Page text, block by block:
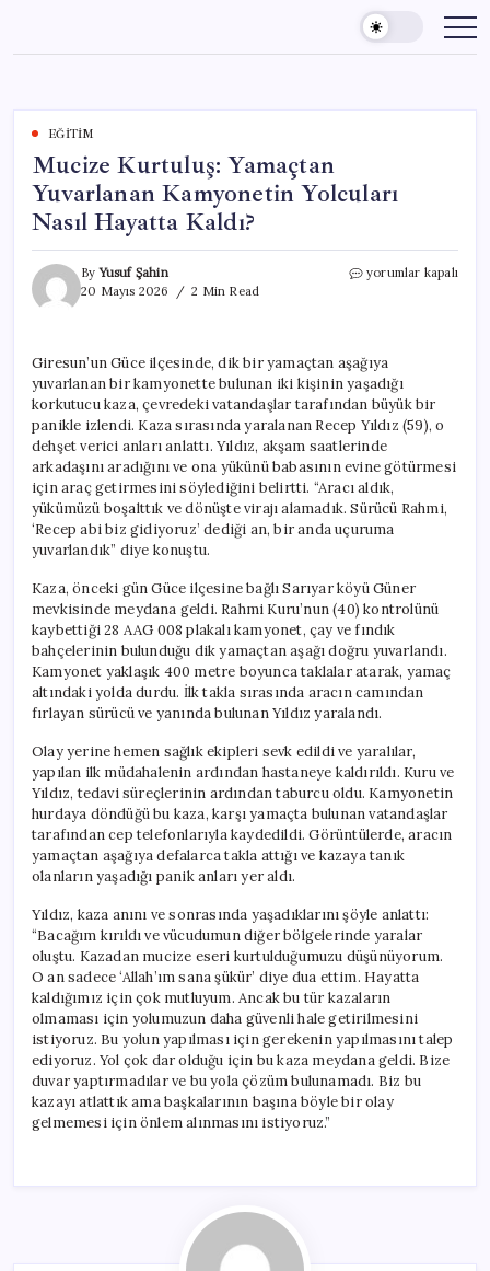
content
EĞITIM
Mucize Kurtuluş: Yamaçtan
Yuvarlanan Kamyonetin Yolcuları
Nasıl Hayatta Kaldı?
ByYusuf Şahin
20 Mayıs 2026
2 Min Read
Mucize
Yolcuları
Nasıl
Hayatta
Kaldı?
için
yorumlar kapalı
Giresun’un Güce ilçesinde, dik bir yamaçtan aşağıya
yuvarlanan bir kamyonette bulunan iki kişinin yaşadığı
korkutucu kaza, çevredeki vatandaşlar tarafından büyük bir
panikle izlendi. Kaza sırasında yaralanan Recep Yıldız (59), o
dehşet verici anları anlattı. Yıldız, akşam saatlerinde
arkadaşını aradığını ve ona yükünü babasının evine götürmesi
için araç getirmesini söylediğini belirtti. “Aracı aldık,
yükümüzü boşalttık ve dönüşte virajı alamadık. Sürücü Rahmi,
‘Recep abi biz gidiyoruz’ dediği an, bir anda uçuruma
yuvarlandık” diye konuştu.
Kaza, önceki gün Güce ilçesine bağlı Sarıyar köyü Güner
mevkisinde meydana geldi. Rahmi Kuru’nun (40) kontrolünü
kaybettiği 28 AAG 008 plakalı kamyonet, çay ve fındık
bahçelerinin bulunduğu dik yamaçtan aşağı doğru yuvarlandı.
Kamyonet yaklaşık 400 metre boyunca taklalar atarak, yamaç
altındaki yolda durdu. İlk takla sırasında aracın camından
fırlayan sürücü ve yanında bulunan Yıldız yaralandı.
Olay yerine hemen sağlık ekipleri sevk edildi ve yaralılar,
yapılan ilk müdahalenin ardından hastaneye kaldırıldı. Kuru ve
Yıldız, tedavi süreçlerinin ardından taburcu oldu. Kamyonetin
hurdaya döndüğü bu kaza, karşı yamaçta bulunan vatandaşlar
tarafından cep telefonlarıyla kaydedildi. Görüntülerde, aracın
yamaçtan aşağıya defalarca takla attığı ve kazaya tanık
olanların yaşadığı panik anları yer aldı.
Yıldız, kaza anını ve sonrasında yaşadıklarını şöyle anlattı:
“Bacağım kırıldı ve vücudumun diğer bölgelerinde yaralar
oluştu. Kazadan mucize eseri kurtulduğumuzu düşünüyorum.
O an sadece ‘Allah’ım sana şükür’ diye dua ettim. Hayatta
kaldığımız için çok mutluyum. Ancak bu tür kazaların
olmaması için yolumuzun daha güvenli hale getirilmesini
istiyoruz. Bu yolun yapılması için gerekenin yapılmasını talep
ediyoruz. Yol çok dar olduğu için bu kaza meydana geldi. Bize
duvar yaptırmadılar ve bu yola çözüm bulunamadı. Biz bu
kazayı atlattık ama başkalarının başına böyle bir olay
gelmemesi için önlem alınmasını istiyoruz.”